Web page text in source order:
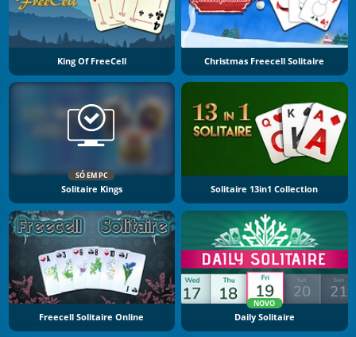
King Of FreeCell Christmas Freecell Solitaire
SÓ EM PC
Solitaire Kings Solitaire 13in1 Collection
Freecell Solitaire Online
NOVO
Daily Solitaire